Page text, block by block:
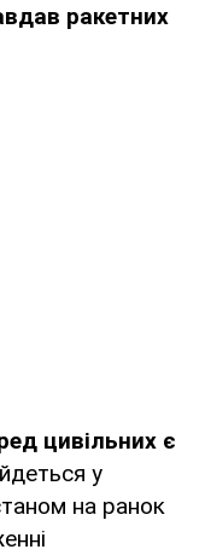
ракетних
цивільних є
у
на ранок